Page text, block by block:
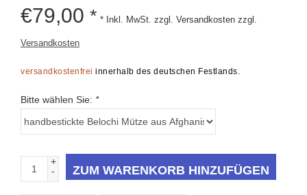
€79,00 * * Inkl. MwSt. zzgl. Versandkosten zzgl.
Versandkosten
versandkostenfrei innerhalb des deutschen Festlands.
Bitte wählen Sie: *
+
-
ZUM WARENKORB HINZUFÜGEN